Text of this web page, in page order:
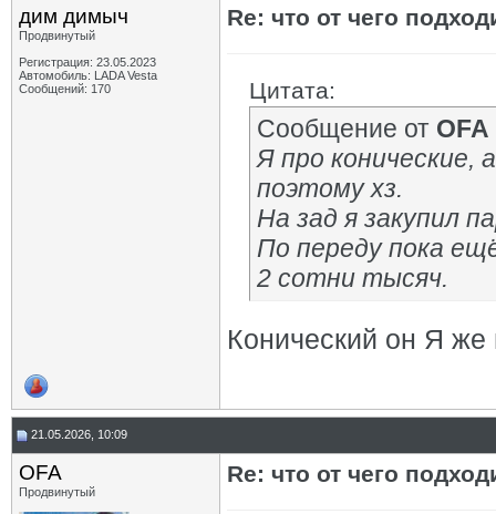
дим димыч
Продвинутый
Регистрация: 23.05.2023
Автомобиль: LADA Vesta
Сообщений: 170
Re: что от чего
Цитата:
Сообщение от OFA
Я про конические,
поэтому хз.
На зад я закупил
По переду пока
2 сотни тысяч.
Конический он Я же
21.05.2026, 10:09
OFA
Продвинутый
Re: что от чего